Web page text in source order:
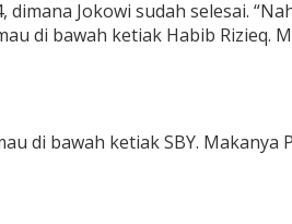
Jokowi sudah selesai.
di bawah ketiak Habib Rizieq.
di bawah ketiak SBY. Makanya